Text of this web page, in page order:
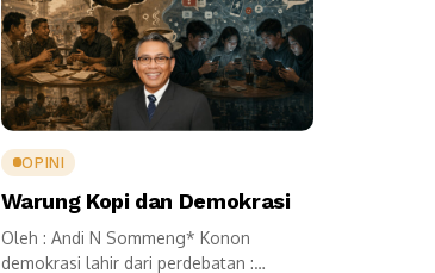
OPINI
Warung Kopi dan Demokrasi
Oleh : Andi N Sommeng* Konon
demokrasi lahir dari perdebatan :